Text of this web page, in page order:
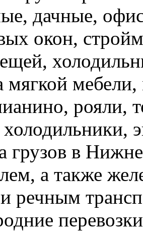
дачные,
окон,
мягкой
рояли,
грузов в
а также
речным